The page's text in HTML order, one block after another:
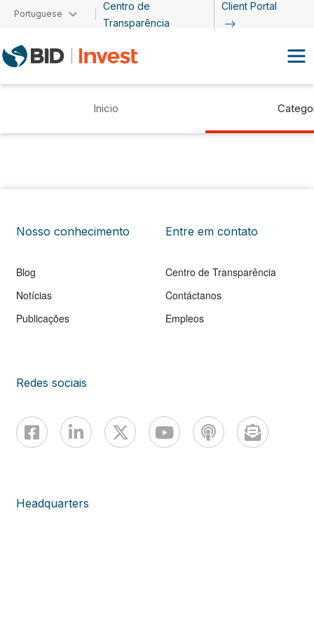
Passar para o conteúdo principal
Portuguese
Centro de
Transparência
Client Portal
Inicio
Nosso conhecimento
Blog
Notícias
Publicações
Entre em contato
Centro de Transparência
Contáctanos
Empleos
Redes sociais
Headquarters